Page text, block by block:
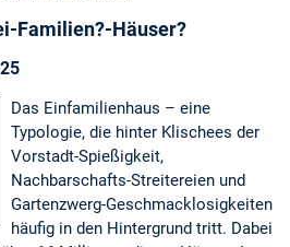
Familien?-Häuser?
Das Einfamilienhaus – eine
Typologie, die hinter Klischees der
Vorstadt-Spießigkeit,
Nachbarschafts-Streitereien und
Gartenzwerg-Geschmacklosigkeiten
häufig in den Hintergrund tritt. Dabei